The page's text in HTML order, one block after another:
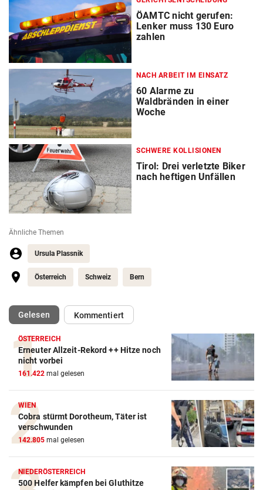
ÖAMTC nicht gerufen:
Lenker muss 130 Euro
zahlen
NACH ARBEIT IM EINSATZ
60 Alarme zu
Waldbränden in einer
Woche
SCHWERE KOLLISIONEN
Tirol: Drei verletzte Biker
nach heftigen Unfällen
Ähnliche Themen
Ursula Plassnik
Österreich Schweiz Bern
Gelesen(ausgewählt)Kommentiert
ÖSTERREICH
Erneuter Allzeit-Rekord ++ Hitze noch
nicht vorbei
161.422 mal gelesen
WIEN
Cobra stürmt Dorotheum, Täter ist
verschwunden
142.805 mal gelesen
NIEDERÖSTERREICH
500 Helfer kämpfen bei Gluthitze